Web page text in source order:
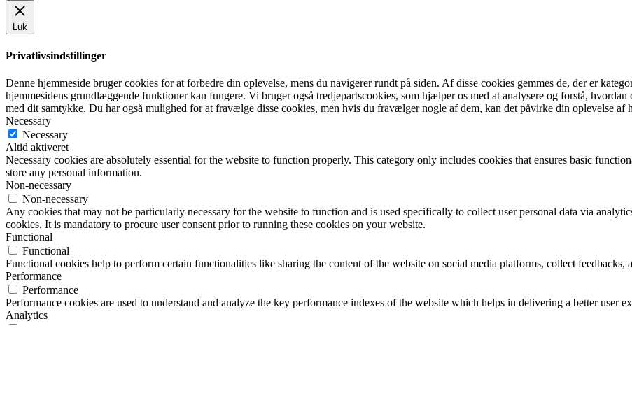
Luk
Privatlivsindstillinger
Denne hjemmeside bruger cookies for at forbedre din oplevelse, mens du navigerer rundt på siden. Af disse cookies gemmes de, der er
hjemmesidens grundlæggende funktioner kan fungere. Vi bruger også tredjepartscookies, som hjælper os med at analysere og forstå,
med dit samtykke. Du har også mulighed for at fravælge disse cookies, men hvis du fravælger nogle af dem, kan det påvirke din oplevelse af
Necessary
Necessary
Altid aktiveret
Necessary cookies are absolutely essential for the website to function properly. This category only includes cookies that ensures basic
store any personal information.
Non-necessary
Non-necessary
Any cookies that may not be particularly necessary for the website to function and is used specifically to collect user personal data via
cookies. It is mandatory to procure user consent prior to running these cookies on your website.
Functional
Functional
Functional cookies help to perform certain functionalities like sharing the content of the website on social media platforms, collect feedbacks,
Performance
Performance
Performance cookies are used to understand and analyze the key performance indexes of the website which helps in delivering a better user
Analytics